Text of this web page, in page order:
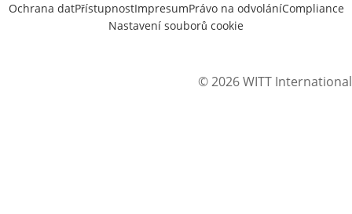
Ochrana datPřístupnostImpresumPrávo na odvoláníCompliance
Nastavení souborů cookie
© 2026 WITT International